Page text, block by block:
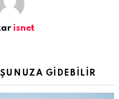
isnet
GIDEBILIR